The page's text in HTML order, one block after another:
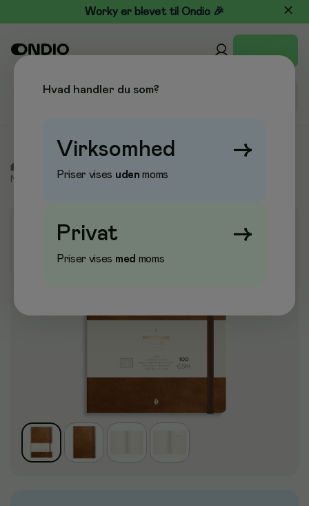
Worky er blevet til Ondio 🎉
Notesbøger /Notesbøger
Hvad handler du som?
Virksomhed →
Priser vises uden moms
Privat →
Priser vises med moms